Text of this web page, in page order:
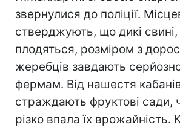
звернулися до поліції.
стверджують, що дикі свині,
плодяться, розміром з
жеребців завдають
фермам. Від нашестя
страждають фруктові сади,
різко впала їх врожайність.